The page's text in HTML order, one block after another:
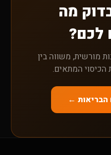
מה
לכם?
מורשית, משווה בין
המתאים.
הבריאות ←